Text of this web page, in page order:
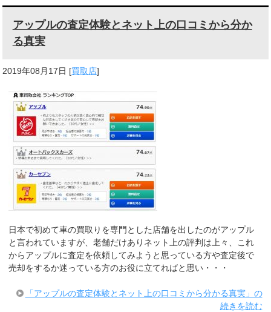
アップルの査定体験とネット上の口コミから分か
る真実
2019年08月17日 [買取店]
日本で初めて車の買取りを専門とした店舗を出したのがアップル
と言われていますが、老舗だけありネット上の評判は上々、これ
からアップルに査定を依頼してみようと思っている方や査定後で
売却をするか迷っている方のお役に立てればと思い・・・
「アップルの査定体験とネット上の口コミから分かる真実」の
続きを読む